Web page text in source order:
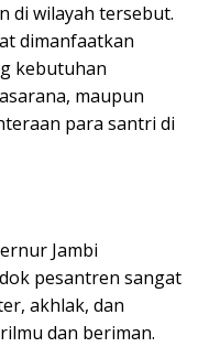
di wilayah tersebut.
dimanfaatkan
kebutuhan
maupun
para santri di
Jambi
pesantren sangat
akhlak, dan
dan beriman.